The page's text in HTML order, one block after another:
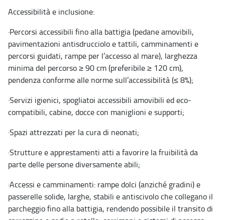
Accessibilità e inclusione:
·Percorsi accessibili fino alla battigia (pedane amovibili,
pavimentazioni antisdrucciolo e tattili, camminamenti e
percorsi guidati, rampe per l’accesso al mare), larghezza
minima del percorso ≥ 90 cm (preferibile ≥ 120 cm),
pendenza conforme alle norme sull’accessibilità (≤ 8%);
·Servizi igienici, spogliatoi accessibili amovibili ed eco-
compatibili, cabine, docce con maniglioni e supporti;
·Spazi attrezzati per la cura di neonati;
·Strutture e apprestamenti atti a favorire la fruibilità da
parte delle persone diversamente abili;
·Accessi e camminamenti: rampe dolci (anziché gradini) e
passerelle solide, larghe, stabili e antiscivolo che collegano il
parcheggio fino alla battigia, rendendo possibile il transito di